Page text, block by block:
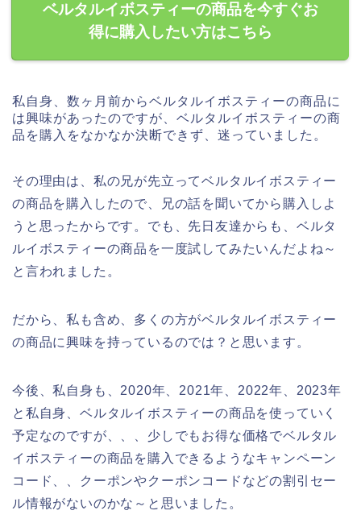
ベルタルイボスティーの商品を今すぐお
得に購入したい方はこちら
私自身、数ヶ月前からベルタルイボスティーの商品に
は興味があったのですが、ベルタルイボスティーの商
品を購入をなかなか決断できず、迷っていました。
その理由は、私の兄が先立ってベルタルイボスティー
の商品を購入したので、兄の話を聞いてから購入しよ
うと思ったからです。でも、先日友達からも、ベルタ
ルイボスティーの商品を一度試してみたいんだよね～
と言われました。
だから、私も含め、多くの方がベルタルイボスティー
の商品に興味を持っているのでは？と思います。
今後、私自身も、2020年、2021年、2022年、2023年
と私自身、ベルタルイボスティーの商品を使っていく
予定なのですが、、、少しでもお得な価格でベルタル
イボスティーの商品を購入できるようなキャンペーン
コード、、クーポンやクーポンコードなどの割引セー
ル情報がないのかな～と思いました。